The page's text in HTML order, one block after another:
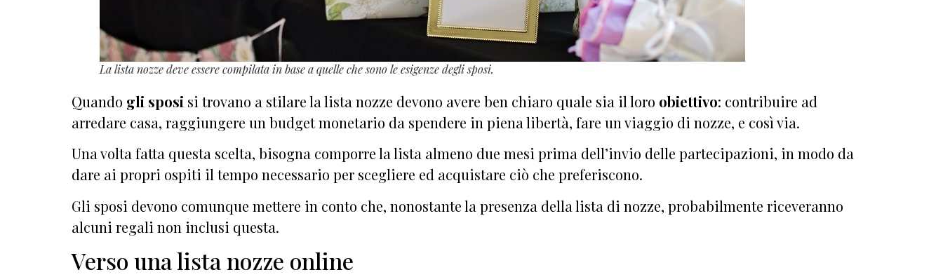
La lista nozze deve essere compilata in base a quelle che sono le esigenze degli sposi.
Quando gli sposi si trovano a stilare la lista nozze devono avere ben chiaro quale sia il loro obiettivo: contribuire ad
arredare casa, raggiungere un budget monetario da spendere in piena libertà, fare un viaggio di nozze, e così via.
Una volta fatta questa scelta, bisogna comporre la lista almeno due mesi prima dell’invio delle partecipazioni, in modo da
dare ai propri ospiti il tempo necessario per scegliere ed acquistare ciò che preferiscono.
Gli sposi devono comunque mettere in conto che, nonostante la presenza della lista di nozze, probabilmente riceveranno
alcuni regali non inclusi questa.
Verso una lista nozze online